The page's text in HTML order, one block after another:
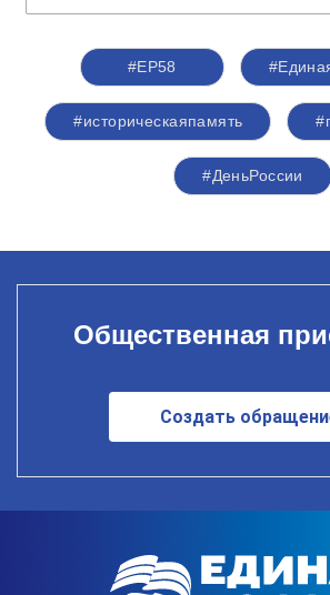
#ЕР58
#историческаяпамять
#ДеньРоссии
Общественная
Создать